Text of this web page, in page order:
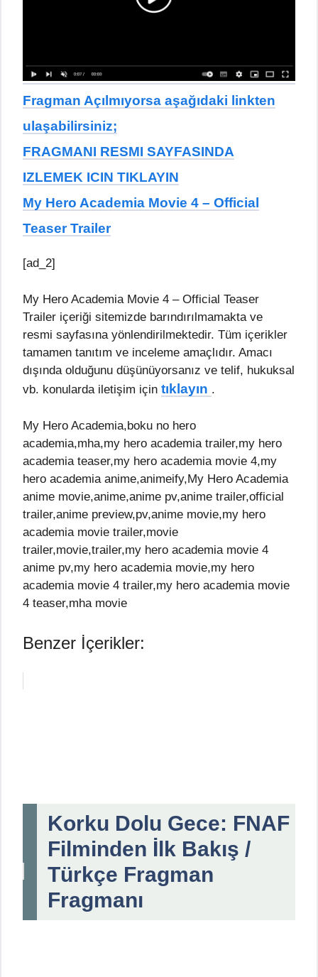
Fragman Açılmıyorsa aşağıdaki linkten
ulaşabilirsiniz;
FRAGMANI RESMI SAYFASINDA
IZLEMEK ICIN TIKLAYIN
My Hero Academia Movie 4 – Official
Teaser Trailer
[ad_2]
My Hero Academia Movie 4 – Official Teaser
Trailer içeriği sitemizde barındırılmamakta ve
resmi sayfasına yönlendirilmektedir. Tüm içerikler
tamamen tanıtım ve inceleme amaçlıdır. Amacı
dışında olduğunu düşünüyorsanız ve telif, hukuksal
vb. konularda iletişim için tıklayın .
My Hero Academia,boku no hero
academia,mha,my hero academia trailer,my hero
academia teaser,my hero academia movie 4,my
hero academia anime,animeify,My Hero Academia
anime movie,anime,anime pv,anime trailer,official
trailer,anime preview,pv,anime movie,my hero
academia movie trailer,movie
trailer,movie,trailer,my hero academia movie 4
anime pv,my hero academia movie,my hero
academia movie 4 trailer,my hero academia movie
4 teaser,mha movie
Benzer İçerikler:
Korku Dolu Gece: FNAF
Filminden İlk Bakış /
Türkçe Fragman
Fragmanı